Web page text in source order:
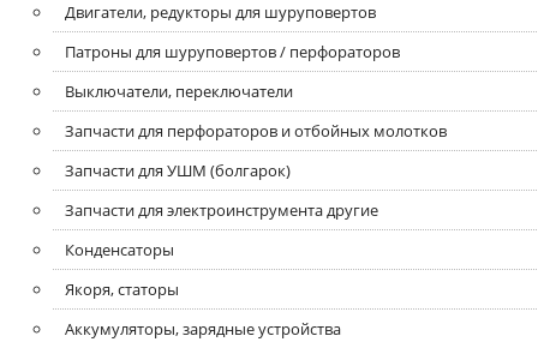
Двигатели, редукторы для шуруповертов
Патроны для шуруповертов / перфораторов
Выключатели, переключатели
Запчасти для перфораторов и отбойных молотков
Запчасти для УШМ (болгарок)
Запчасти для электроинструмента другие
Конденсаторы
Якоря, статоры
Аккумуляторы, зарядные устройства